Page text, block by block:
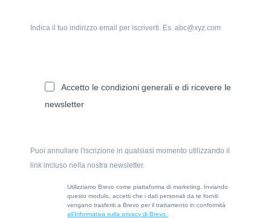
Indica il tuo indirizzo email per iscriverti. Es. abc@xyz.com
Accetto le condizioni generali e di ricevere le
newsletter
Puoi annullare l'iscrizione in qualsiasi momento utilizzando il
link incluso nella nostra newsletter.
Utilizziamo Brevo come piattaforma di marketing. Inviando
questo modulo, accetti che i dati personali da te forniti
vengano trasferiti a Brevo per il trattamento in conformità
all’Informativa sulla privacy di Brevo.